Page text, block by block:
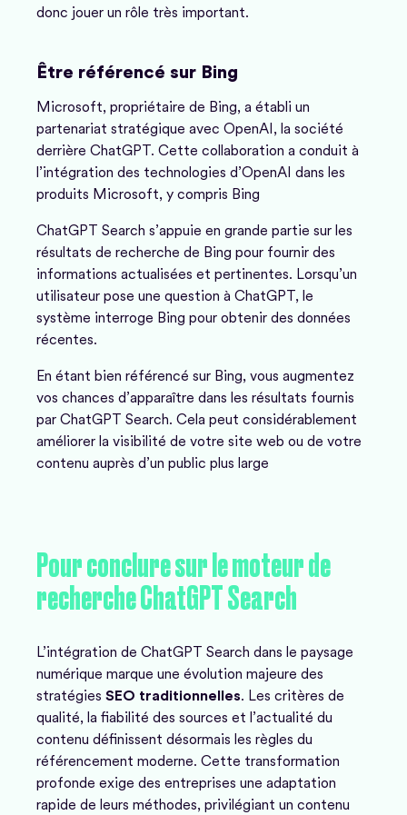
donc jouer un rôle très important.
Être référencé sur Bing
Microsoft, propriétaire de Bing, a établi un
partenariat stratégique avec OpenAI, la société
derrière ChatGPT. Cette collaboration a conduit à
l’intégration des technologies d’OpenAI dans les
produits Microsoft, y compris Bing
ChatGPT Search s’appuie en grande partie sur les
résultats de recherche de Bing pour fournir des
informations actualisées et pertinentes. Lorsqu’un
utilisateur pose une question à ChatGPT, le
système interroge Bing pour obtenir des données
récentes.
En étant bien référencé sur Bing, vous augmentez
vos chances d’apparaître dans les résultats fournis
par ChatGPT Search. Cela peut considérablement
améliorer la visibilité de votre site web ou de votre
contenu auprès d’un public plus large
Pourconcluresurlemoteurde
rechercheChatGPTSearch
L’intégration de ChatGPT Search dans le paysage
numérique marque une évolution majeure des
stratégies SEO traditionnelles. Les critères de
qualité, la fiabilité des sources et l’actualité du
contenu définissent désormais les règles du
référencement moderne. Cette transformation
profonde exige des entreprises une adaptation
rapide de leurs méthodes, privilégiant un contenu